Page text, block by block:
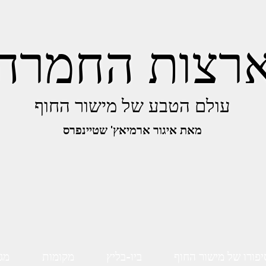
עולם הטבע של מישור החוף
מאת איגור ארמיאץ' שטיינפרס